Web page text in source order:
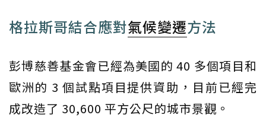
格拉斯哥結合應對氣候變遷方法
彭博慈善基金會已經為美國的 40 多個項目和
歐洲的 3 個試點項目提供資助，目前已經完
成改造了 30,600 平方公尺的城市景觀。